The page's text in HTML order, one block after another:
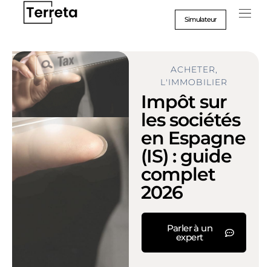
Simulateur
ACHETER,
L'IMMOBILIER
Impôt sur
les sociétés
en Espagne
(IS) : guide
complet
2026
Parler à un
expert